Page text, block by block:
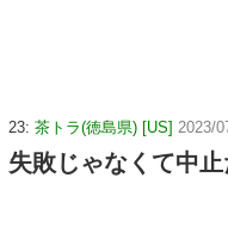
23: 茶トラ(徳島県) [US] 2023/
失敗じゃなくて中止